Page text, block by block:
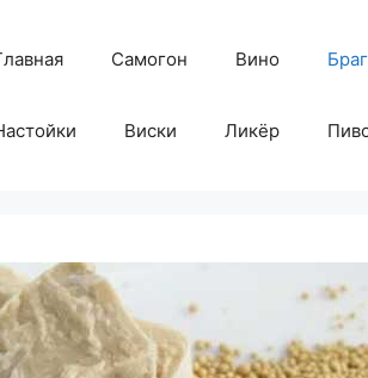
Самогон Вино
Виски Ликёр